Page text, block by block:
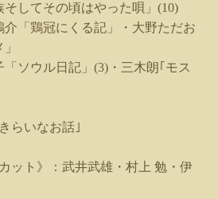
してその頃はやった唄」 (10)
介「鶏冠にくる記」・大野ただお
ソウル日記」 (3) ・三木朗｢モス
らいなお話｣
ット》：武井武雄・村上 勉・伊